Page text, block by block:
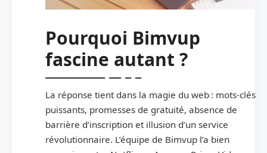
Pourquoi Bimvup
fascine autant ?
La réponse tient dans la magie du web : mots-clés
puissants, promesses de gratuité, absence de
barrière d’inscription et illusion d’un service
révolutionnaire. L’équipe de Bimvup l’a bien